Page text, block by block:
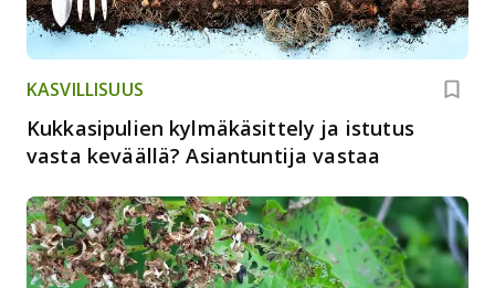
KASVILLISUUS
Kukkasipulien kylmäkäsittely ja istutus
vasta keväällä? Asiantuntija vastaa